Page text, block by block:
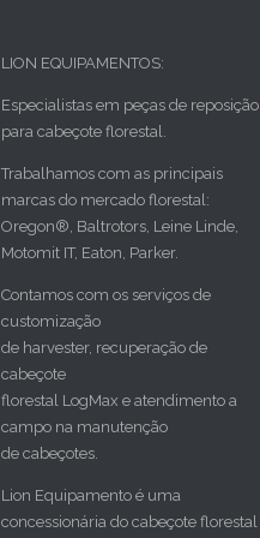
LION EQUIPAMENTOS:
Especialistas em peças de reposição
para cabeçote florestal.
Trabalhamos com as principais
marcas do mercado florestal:
Oregon®, Baltrotors, Leine Linde,
Motomit IT, Eaton, Parker.
Contamos com os serviços de
customização
de harvester, recuperação de
cabeçote
florestal LogMax e atendimento a
campo na manutenção
de cabeçotes.
Lion Equipamento é uma
concessionária do cabeçote florestal